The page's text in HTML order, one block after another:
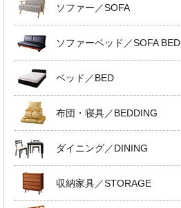
ソファー／SOFA
ソファーベッド／SOFA BED
ベッド／BED
布団・寝具／BEDDING
ダイニング／DINING
収納家具／STORAGE